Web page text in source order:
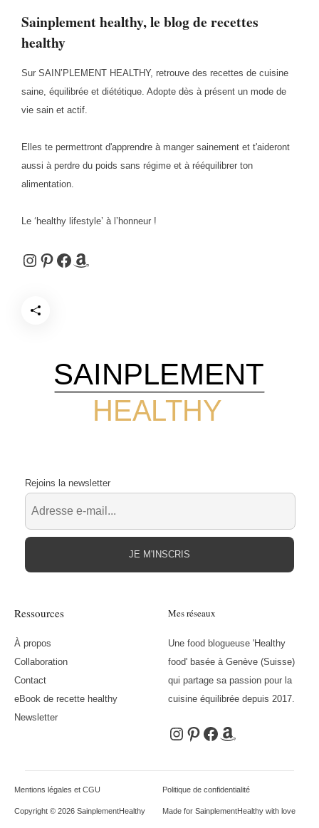
Sainplement healthy, le blog de recettes
healthy
Sur SAIN’PLEMENT HEALTHY, retrouve des recettes de cuisine
saine, équilibrée et diététique. Adopte dès à présent un mode de
vie sain et actif.
Elles te permettront d'apprendre à manger sainement et t'aideront
aussi à perdre du poids sans régime et à rééquilibrer ton
alimentation.
Le ‘healthy lifestyle’ à l’honneur !
Instagram
Pinterest
Facebook
Amazon
HEALTHY
SAINPLEMENT
Ressources
À propos
Collaboration
Contact
eBook de recette healthy
Newsletter
Mes réseaux
Une food blogueuse 'Healthy
food' basée à Genève (Suisse)
qui partage sa passion pour la
cuisine équilibrée depuis 2017.
Instagram
Pinterest
Facebook
Amazon
Rejoins la newsletter
JE M'INSCRIS
Mentions légales et CGU Politique de confidentialité
Copyright © 2026 SainplementHealthy Made for SainplementHealthy with love